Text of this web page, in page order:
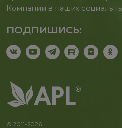
Компании в наших
ПОДПИШИСЬ:
© 2011-2026